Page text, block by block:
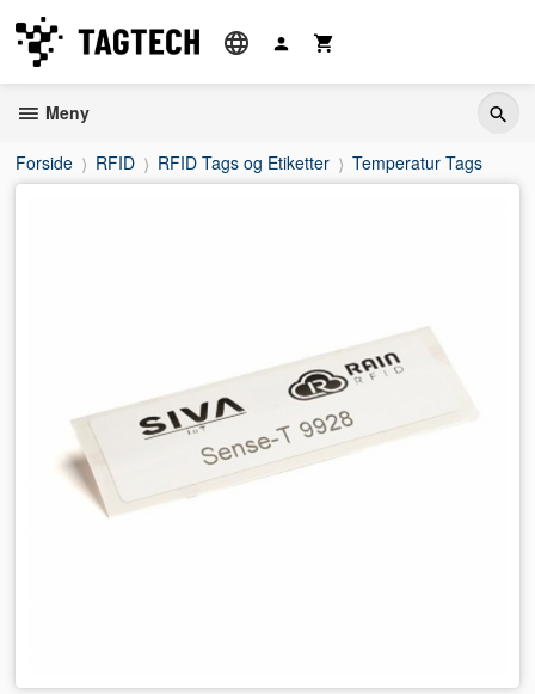
innholdet
Meny
Forside RFID RFID Tags og Etiketter Temperatur Tags